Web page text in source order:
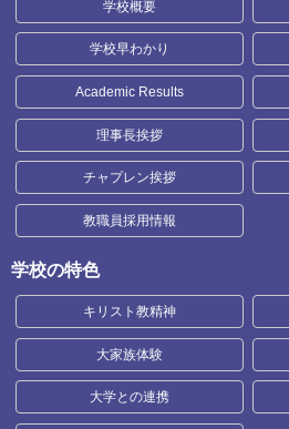
学校概要
学校早わかり
Academic Results
理事長挨拶
チャプレン挨拶
教職員採用情報
学校の特色
キリスト教精神
大家族体験
大学との連携